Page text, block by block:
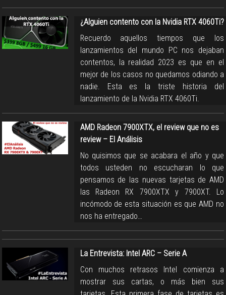
¿Alguien contento con la Nvidia RTX 4060Ti?
Recuerdo aquellos tiempos que los
lanzamientos del mundo PC nos dejaban
contentos, la realidad 2023 es que en el
mejor de los casos no quedamos odiando a
nadie. Esta es la triste historia del
lanzamiento de la Nvidia RTX 4060Ti.
AMD Radeon 7900XTX, el review que no es
review – El Análisis
No quisimos que se acabara el año y que
todos usteden no escucharan lo que
pensamos de las nuevas tarjetas de AMD
las Radeon RX 7900XTX y 7900XT. Lo
incómodo de esta situación es que AMD no
nos ha entregado…
La Entrevista: Intel ARC – Serie A
Con muchos retrasos Intel comienza a
mostrar sus cartas, o más bien sus